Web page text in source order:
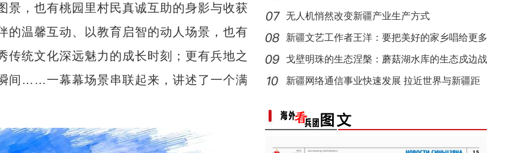
，也有桃园里村民真诚互助的身影与收获
的温馨互动、以教育启智的动人场景，也有
统文化深远魅力的成长时刻；更有兵地之
间……一幕幕场景串联起来，讲述了一个满
无人机悄然改变新疆产业生产方式
新疆文艺工作者王洋：要把美好的家乡唱给更多
人听
戈壁明珠的生态涅槃：蘑菇湖水库的生态戍边战
新疆网络通信事业快速发展 拉近世界与新疆距